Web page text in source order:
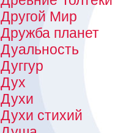
Другой Мир
Дружба планет
Дуальность
Дуггур
Дух
Духи
Духи стихий